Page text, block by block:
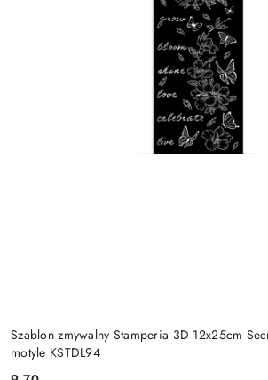
Szablon zmywalny Stamperia 3D 12x25cm
motyle KSTDL94